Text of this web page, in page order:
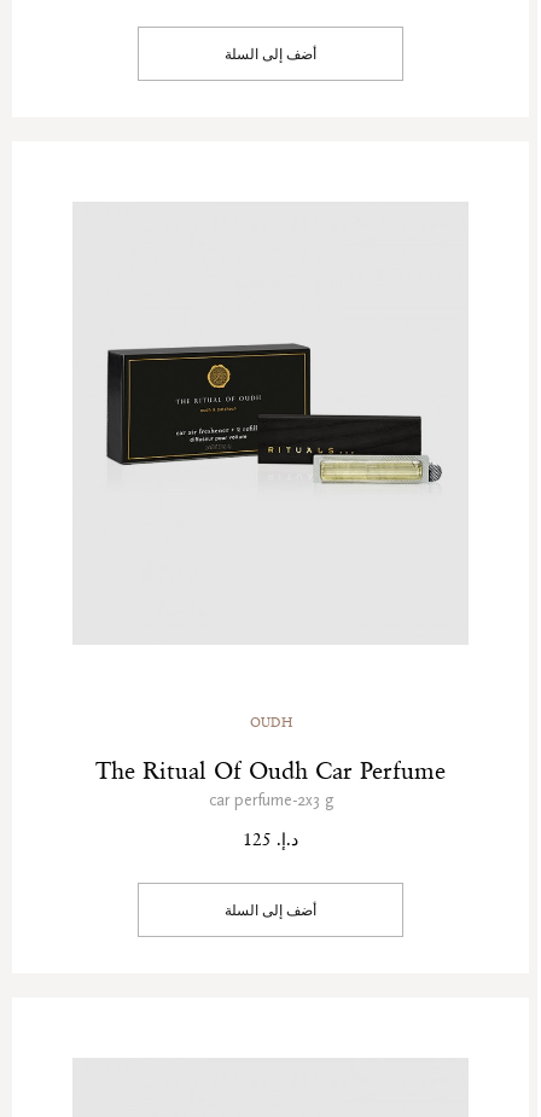
أضف إلى السلة
OUDH
The Ritual Of Oudh Car Perfume
car perfume-2x3 g
د.إ. 125
أضف إلى السلة